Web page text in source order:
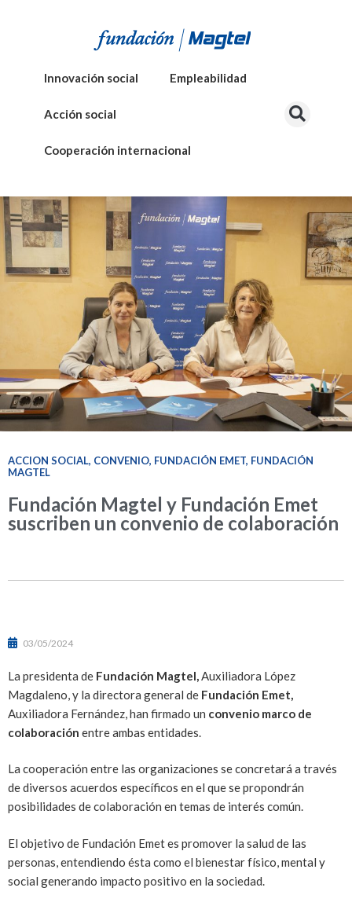
Innovación social Empleabilidad
Acción social
Cooperación internacional
ACCION SOCIAL, CONVENIO, FUNDACIÓN EMET, FUNDACIÓN
MAGTEL
Fundación Magtel y Fundación Emet
suscriben un convenio de colaboración
03/05/2024
La presidenta de Fundación Magtel,Auxiliadora López
Magdaleno, y la directora general de Fundación Emet,
Auxiliadora Fernández, han firmado un convenio marco de
colaboración entre ambas entidades.
La cooperación entre las organizaciones se concretará a través
de diversos acuerdos específicos en el que se propondrán
posibilidades de colaboración en temas de interés común.
El objetivo de Fundación Emet es promover la salud de las
personas, entendiendo ésta como el bienestar físico, mental y
social generando impacto positivo en la sociedad.